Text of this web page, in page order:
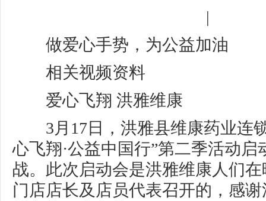
|
做爱心手势，为公益加油
相关视频资料
爱心飞翔 洪雅维康
3月17日，洪雅县维康药业连
心飞翔·公益中国行”第二季活动
战。此次启动会是洪雅维康人们
门店店长及店员代表召开的，感